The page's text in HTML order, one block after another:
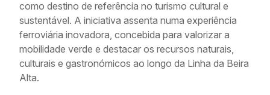
como destino de referência no turismo cultural e
sustentável. A iniciativa assenta numa experiência
ferroviária inovadora, concebida para valorizar a
mobilidade verde e destacar os recursos naturais,
culturais e gastronómicos ao longo da Linha da Beira
Alta.